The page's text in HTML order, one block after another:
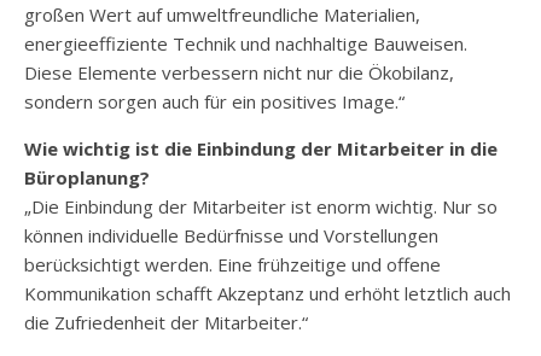
großen Wert auf umweltfreundliche Materialien,
energieeffiziente Technik und nachhaltige Bauweisen.
Diese Elemente verbessern nicht nur die Ökobilanz,
sondern sorgen auch für ein positives Image.“
Wie wichtig ist die Einbindung der Mitarbeiter in die
Büroplanung?
„Die Einbindung der Mitarbeiter ist enorm wichtig. Nur so
können individuelle Bedürfnisse und Vorstellungen
berücksichtigt werden. Eine frühzeitige und offene
Kommunikation schafft Akzeptanz und erhöht letztlich auch
die Zufriedenheit der Mitarbeiter.“